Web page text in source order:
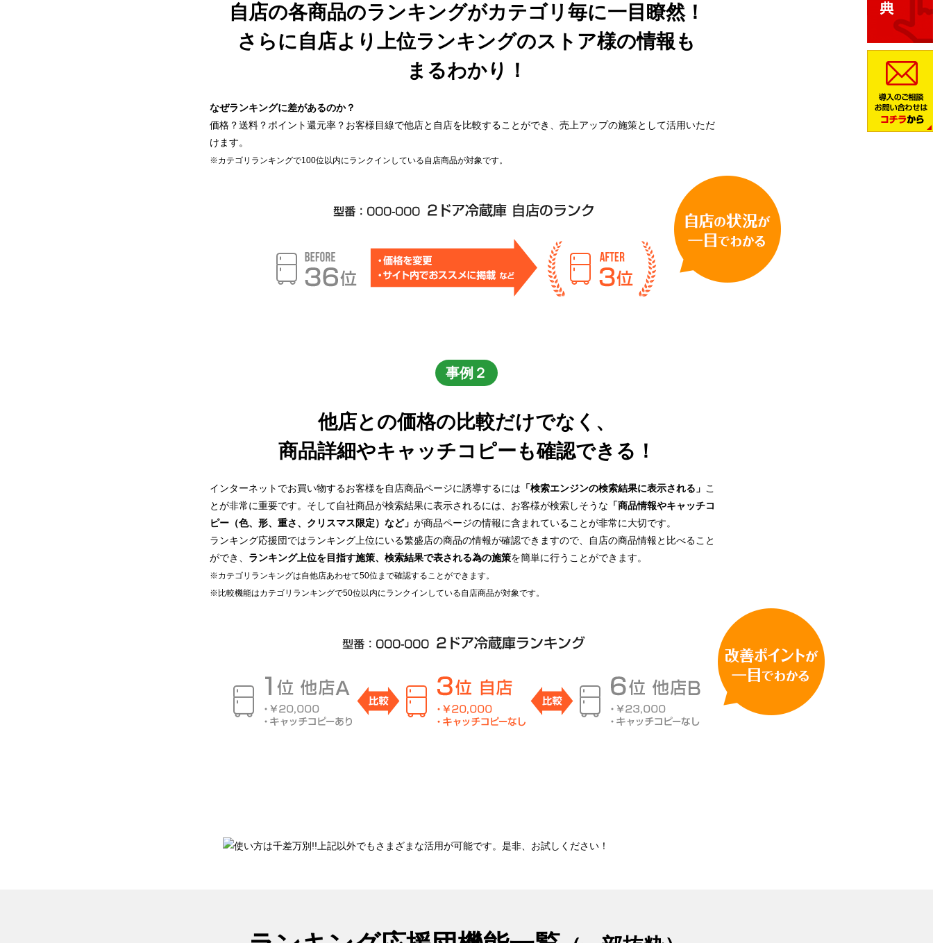
自店の各商品のランキングがカテゴリ毎に一目瞭然！
さらに自店より上位ランキングのストア様の情報も
まるわかり！
なぜランキングに差があるのか？
価格？送料？ポイント還元率？お客様目線で他店と自店を比較することができ、売上アップの施策として活用いただ
けます。
※カテゴリランキングで100位以内にランクインしている自店商品が対象です。
事例２
他店との価格の比較だけでなく、
商品詳細やキャッチコピーも確認できる！
インターネットでお買い物するお客様を自店商品ページに誘導するには 「検索エンジンの検索結果に表示される」 こ
とが非常に重要です。そして自社商品が検索結果に表示されるには、お客様が検索しそうな 「商品情報やキャッチコ
ピー（色、形、重さ、クリスマス限定）など」 が商品ページの情報に含まれていることが非常に大切です。
ランキング応援団ではランキング上位にいる繁盛店の商品の情報が確認できますので、自店の商品情報と比べること
ができ、 ランキング上位を目指す施策、検索結果で表される為の施策を簡単に行うことができます。
※カテゴリランキングは自他店あわせて50位まで確認することができます。
※比較機能はカテゴリランキングで50位以内にランクインしている自店商品が対象です。